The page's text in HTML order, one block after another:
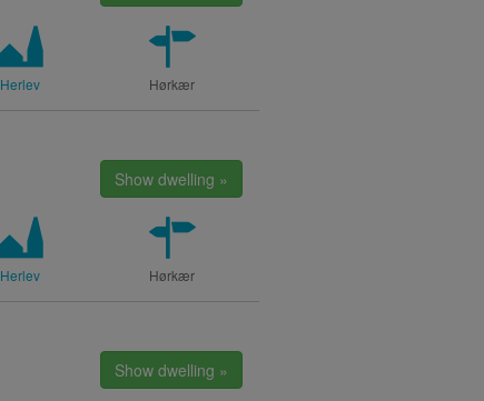
Herlev Hørkær
Show dwelling »
Herlev Hørkær
Show dwelling »